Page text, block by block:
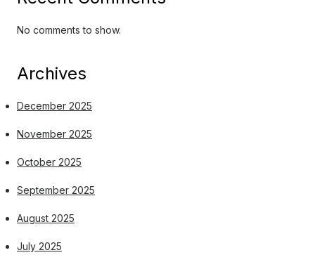
No comments to show.
Archives
December 2025
November 2025
October 2025
September 2025
August 2025
July 2025